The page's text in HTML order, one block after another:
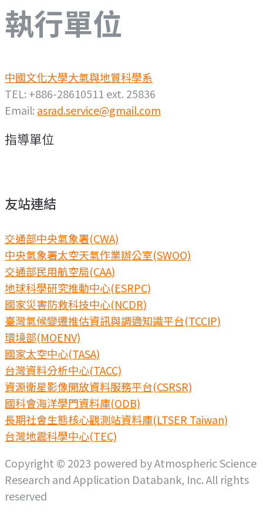
執行單位
中國文化大學大氣與地質科學系
TEL: +886-28610511 ext. 25836
Email: asrad.service@gmail.com
指導單位
友站連結
交通部中央氣象署(CWA)
中央氣象署太空天氣作業辦公室(SWOO)
交通部民用航空局(CAA)
地球科學研究推動中心(ESRPC)
國家災害防救科技中心(NCDR)
臺灣氣候變遷推估資訊與調適知識平台(TCCIP)
環境部(MOENV)
國家太空中心(TASA)
台灣資料分析中心(TACC)
資源衛星影像開放資料服務平台(CSRSR)
國科會海洋學門資料庫(ODB)
長期社會生態核心觀測站資料庫(LTSER Taiwan)
台灣地震科學中心(TEC)
Copyright © 2023 powered by Atmospheric Science
Research and Application Databank, Inc. All rights
reserved